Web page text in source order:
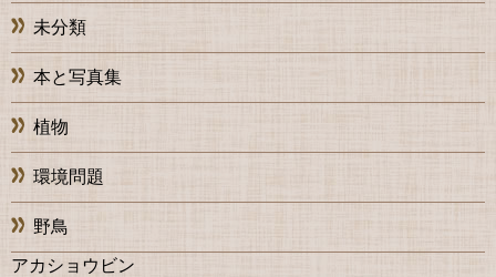
未分類
本と写真集
植物
環境問題
野鳥
アカショウビン